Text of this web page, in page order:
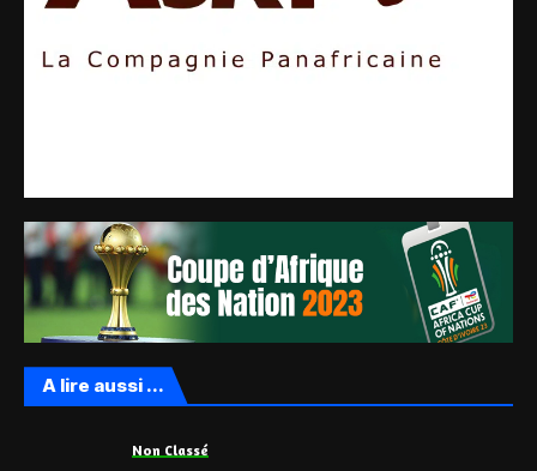
A lire aussi ...
Non Classé